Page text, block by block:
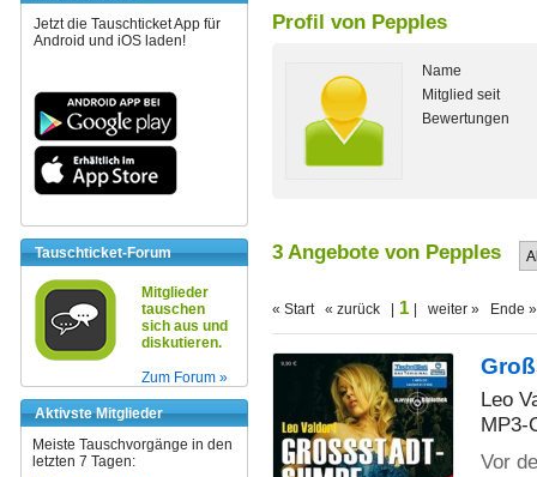
Jetzt die Tauschticket App für
Android und iOS laden!
Tauschticket-Forum
Mitglieder
tauschen
sich aus und
diskutieren.
Zum Forum »
Aktivste Mitglieder
Meiste Tauschvorgänge in den
letzten 7 Tagen:
Profil von Pepples
Name
Mitglied seit
Bewertungen
3 Angebote von Pepples
« Start « zurück | 1 | weiter » Ende »
Leo
MP3-
Vor